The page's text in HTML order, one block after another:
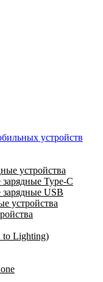
устройств
устройства
Type-C
USB
устройства
Lighting)